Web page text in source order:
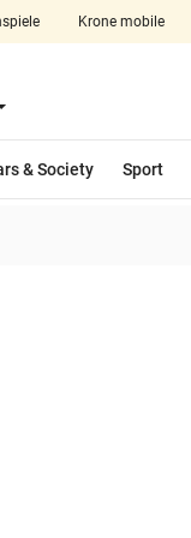
Krone mobile
Menü aufklappen
& Society Sport